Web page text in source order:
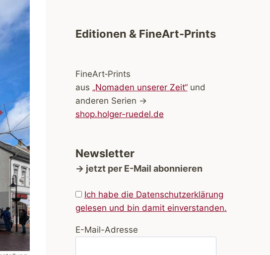
Editionen & FineArt-Prints
FineArt‑Prints
aus „Nomaden unserer Zeit“und
anderen Serien →
shop.holger-ruedel.de
Newsletter
→ jetzt per E-Mail abonnieren
Ich habe die Datenschutzerklärung
gelesen und bin damit einverstanden.
E-Mail-Adresse